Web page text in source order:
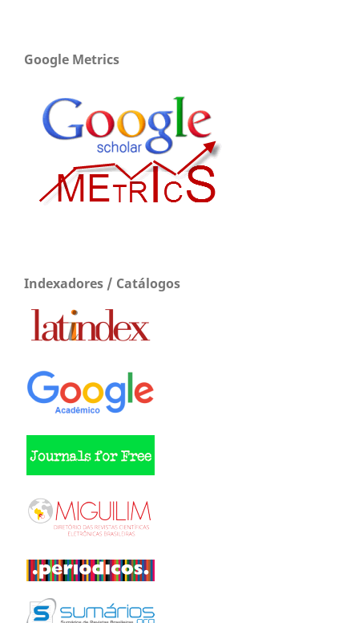
Google Metrics
Indexadores / Catálogos